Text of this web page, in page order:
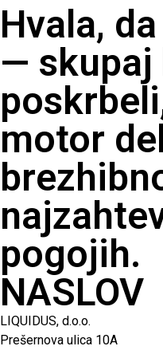
Hvala,
— skupaj
motor
pogojih.
NASLOV
LIQUIDUS, d.o.o.
Prešernova ulica 10A